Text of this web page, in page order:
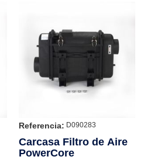
Referencia: D090283
Carcasa Filtro de Aire
PowerCore